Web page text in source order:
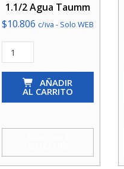
1.1/2 Agua Taumm
$10.806 c/iva - Solo WEB
Copla
So-
1.1/2
Taumm
AÑADIR
AL CARRITO